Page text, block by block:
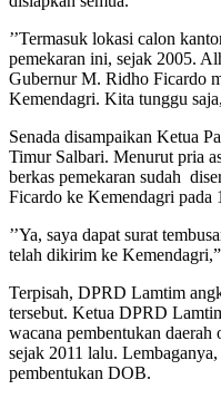
’’Termasuk lokasi calon
pemekaran ini, sejak 2005.
Gubernur M. Ridho Ficardo
Kemendagri. Kita tunggu
Senada disampaikan Ketua
Timur Salbari. Menurut pria
berkas pemekaran sudah
Ficardo ke Kemendagri pada
’’Ya, saya dapat surat
telah dikirim ke
Terpisah, DPRD Lamtim
tersebut. Ketua DPRD
wacana pembentukan
sejak 2011 lalu.
pembentukan DOB.